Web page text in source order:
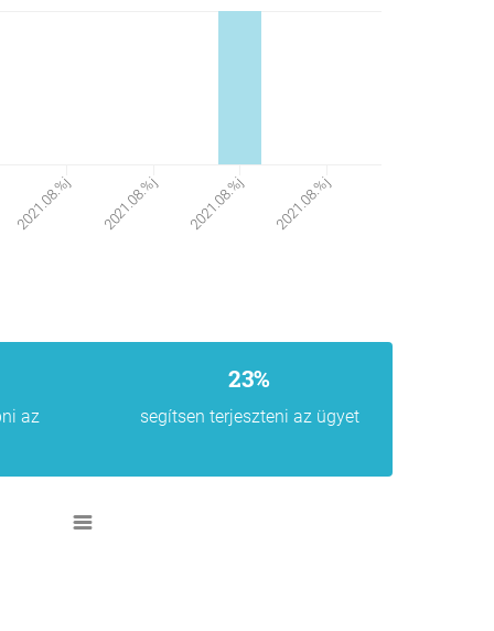
2021.08.%j 2021.08.%j 2021.08.%j 2021.08.%j
az
23%
segítsen terjeszteni az ügyet